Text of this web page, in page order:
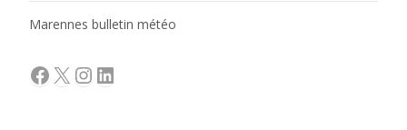
Marennes bulletin météo
Facebook
X Instagram
LinkedIn